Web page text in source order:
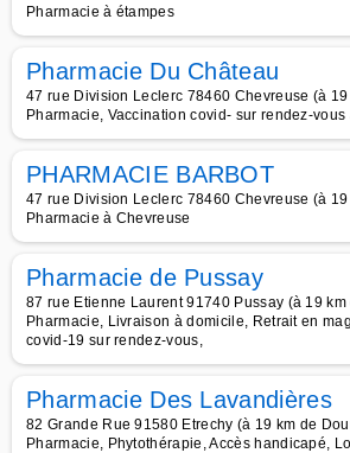
Pharmacie à étampes
Pharmacie Du Château
47 rue Division Leclerc 78460 Chevreuse (à
Pharmacie, Vaccination covid- sur rendez-vous
PHARMACIE BARBOT
47 rue Division Leclerc 78460 Chevreuse (à
Pharmacie à Chevreuse
Pharmacie de Pussay
87 rue Etienne Laurent 91740 Pussay (à 19
Pharmacie, Livraison à domicile, Retrait en
covid-19 sur rendez-vous,
Pharmacie Des Lavandières
82 Grande Rue 91580 Etrechy (à 19 km de
Pharmacie, Phytothérapie, Accès handicapé,